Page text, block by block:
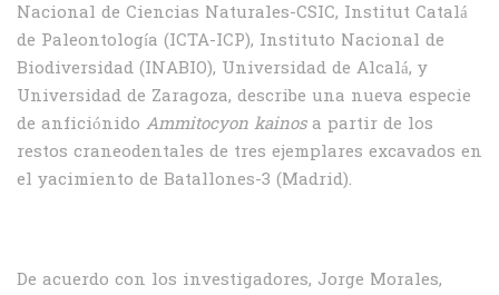
Nacional de Ciencias Naturales-CSIC, Institut Catalá
de Paleontología (ICTA-ICP), Instituto Nacional de
Biodiversidad (INABIO), Universidad de Alcalá, y
Universidad de Zaragoza, describe una nueva especie
de anficiónido Ammitocyon kainosa partir de los
restos craneodentales de tres ejemplares excavados en
el yacimiento de Batallones-3 (Madrid).
De acuerdo con los investigadores, Jorge Morales,